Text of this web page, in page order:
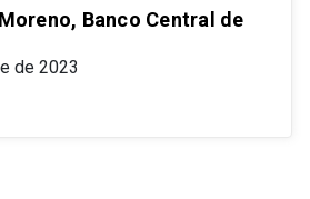
Banco Central de
de 2023